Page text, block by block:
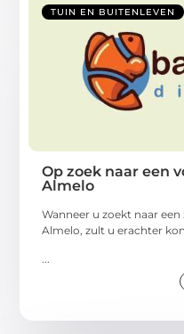
TUIN EN BUITENLEVEN
Op zoek naar een
Almelo
Wanneer u zoekt naar
Almelo, zult u erachter
...